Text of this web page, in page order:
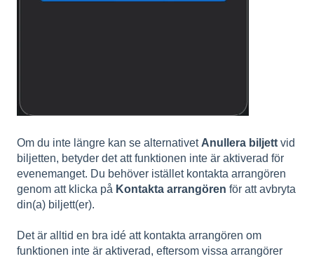
Om du inte längre kan se alternativet Anullera biljett vid
biljetten, betyder det att funktionen inte är aktiverad för
evenemanget. Du behöver istället kontakta arrangören
genom att klicka på Kontakta arrangören för att avbryta
din(a) biljett(er).
Det är alltid en bra idé att kontakta arrangören om
funktionen inte är aktiverad, eftersom vissa arrangörer